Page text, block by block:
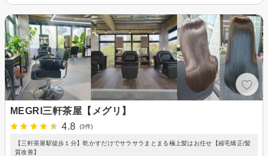
MEGRI三軒茶屋【メグリ】
4.8
(3件)
【三軒茶屋駅徒歩１分】乾かすだけでサラサラまとまる極上髪はお任せ【縮毛矯正/髪
質改善】